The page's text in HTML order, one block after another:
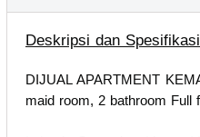
Deskripsi dan Spesifikasi
DIJUAL APARTMENT
maid room, 2 bathroom Full